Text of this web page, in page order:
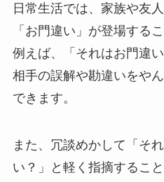
日常生活では、家族や友
「お門違い」が登場する
例えば、「それはお門違
相手の誤解や勘違いをや
できます。
また、冗談めかして「そ
い？」と軽く指摘するこ